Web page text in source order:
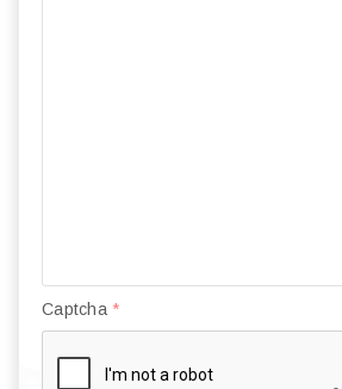
Captcha *